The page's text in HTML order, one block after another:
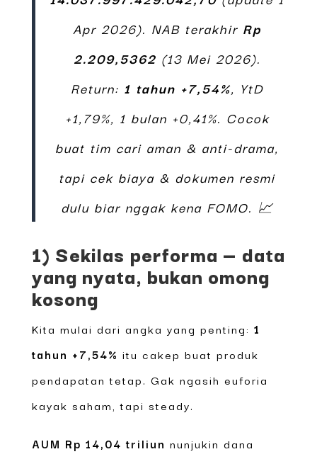
Apr 2026). NAB terakhir Rp
2.209,5362 (13 Mei 2026).
Return: 1 tahun +7,54%, YtD
+1,79%, 1 bulan +0,41%. Cocok
buat tim cari aman & anti-drama,
tapi cek biaya & dokumen resmi
dulu biar nggak kena FOMO. 📈
1) Sekilas performa — data
yang nyata, bukan omong
kosong
Kita mulai dari angka yang penting: 1
tahun +7,54% itu cakep buat produk
pendapatan tetap. Gak ngasih euforia
kayak saham, tapi steady.
AUM Rp 14,04 triliun nunjukin dana